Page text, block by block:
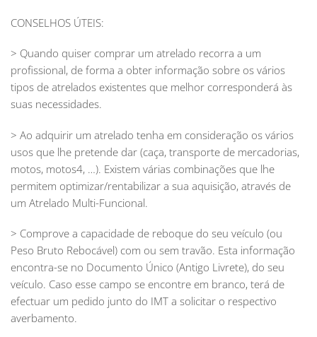
CONSELHOS ÚTEIS:
> Quando quiser comprar um atrelado recorra a um
profissional, de forma a obter informação sobre os vários
tipos de atrelados existentes que melhor corresponderá às
suas necessidades.
> Ao adquirir um atrelado tenha em consideração os vários
usos que lhe pretende dar (caça, transporte de mercadorias,
motos, motos4, …). Existem várias combinações que lhe
permitem optimizar/rentabilizar a sua aquisição, através de
um Atrelado Multi-Funcional.
> Comprove a capacidade de reboque do seu veículo (ou
Peso Bruto Rebocável) com ou sem travão. Esta informação
encontra-se no Documento Único (Antigo Livrete), do seu
veículo. Caso esse campo se encontre em branco, terá de
efectuar um pedido junto do IMT a solicitar o respectivo
averbamento.